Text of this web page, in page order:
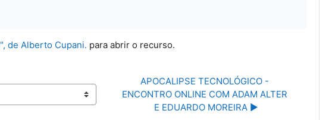
de Alberto Cupani. para abrir o recurso.
APOCALIPSE TECNOLÓGICO -
ENCONTRO ONLINE COM ADAM ALTER
E EDUARDO MOREIRA ▶︎